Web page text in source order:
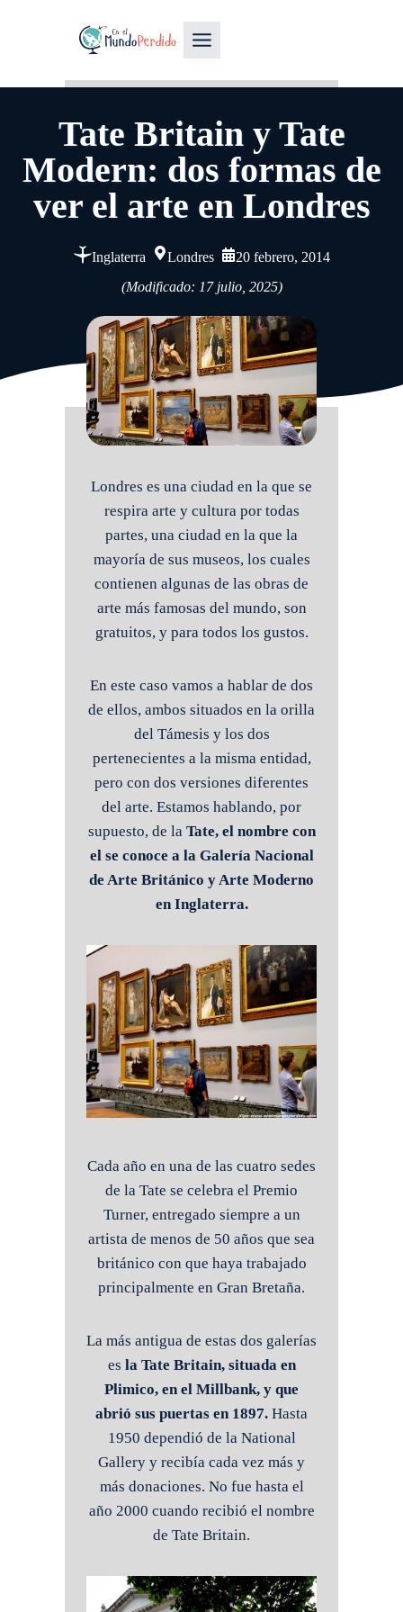
Tate Britain y Tate
Modern: dos formas de
ver el arte en Londres
Inglaterra Londres
20 febrero, 2014
(Modificado: 17 julio, 2025)
Londres es una ciudad en la que se
respira arte y cultura por todas
partes, una ciudad en la que la
mayoría de sus museos, los cuales
contienen algunas de las obras de
arte más famosas del mundo, son
gratuitos, y para todos los gustos.
En este caso vamos a hablar de dos
de ellos, ambos situados en la orilla
del Támesis y los dos
pertenecientes a la misma entidad,
pero con dos versiones diferentes
del arte. Estamos hablando, por
supuesto, de la Tate, el nombre con
el se conoce a la Galería Nacional
de Arte Británico y Arte Moderno
en Inglaterra.
Cada año en una de las cuatro sedes
de la Tate se celebra el Premio
Turner, entregado siempre a un
artista de menos de 50 años que sea
británico con que haya trabajado
principalmente en Gran Bretaña.
La más antigua de estas dos galerías
es la Tate Britain, situada en
Plimico, en el Millbank, y que
abrió sus puertas en 1897. Hasta
1950 dependió de la National
Gallery y recibía cada vez más y
más donaciones. No fue hasta el
año 2000 cuando recibió el nombre
de Tate Britain.